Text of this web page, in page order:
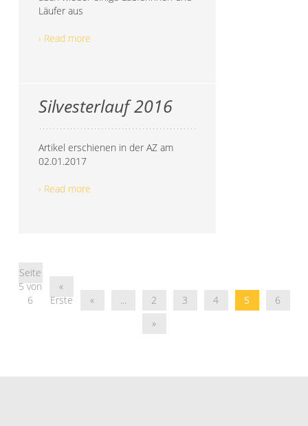
Läufer aus
› Read more
Silvesterlauf 2016
Artikel erschienen in der AZ am
02.01.2017
› Read more
Seite
5 von
6
«
Erste
« ... 2 3 4 5
6
»